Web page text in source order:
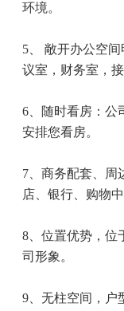
环境。
5 、 敞开办公空
议室，财务室，接
6 、随时看房：
安排您看房。
7 、商务配套、
店、银行、购物中
8 、位置优势，
司形象。
9 、无柱空间，